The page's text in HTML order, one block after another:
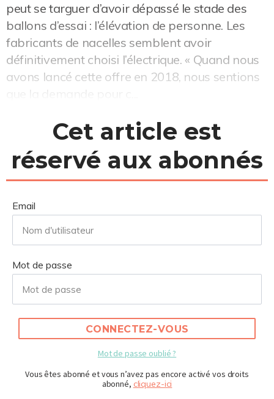
peut se targuer d’avoir dépassé le stade des
ballons d’essai : l’élévation de personne. Les
fabricants de nacelles semblent avoir
définitivement choisi l’électrique. « Quand nous
avons lancé cette offre en 2018, nous sentions
Cet article est
réservé aux abonnés
Email
Mot de passe
CONNECTEZ-VOUS
Mot de passe oublié ?
Vous êtes abonné et vous n’avez pas encore activé vos droits
abonné, cliquez-ici